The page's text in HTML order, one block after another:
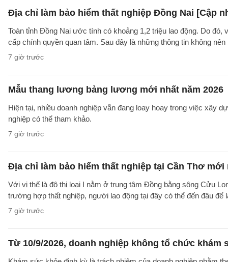
Địa chỉ làm bảo hiểm thất nghiệp Đồng Nai [Cập
Toàn tỉnh Đồng Nai ước tính có khoảng 1,2 triệu lao động. Do
cấp chính quyền quan tâm. Sau đây là những thông tin không
7 giờ trước
Mẫu thang lương bảng lương mới nhất năm 2026
Hiện tại, nhiều doanh nghiệp vẫn đang loay hoay trong việc xây
nghiệp có thể tham khảo.
7 giờ trước
Địa chỉ làm bảo hiểm thất nghiệp tại Cần Thơ mới
Với vị thế là đô thị loại I nằm ở trung tâm Đồng bằng sông Cửu
trường hợp thất nghiệp, người lao động tại đây có thể đến đâu
7 giờ trước
Từ 10/9/2026, doanh nghiệp không tổ chức